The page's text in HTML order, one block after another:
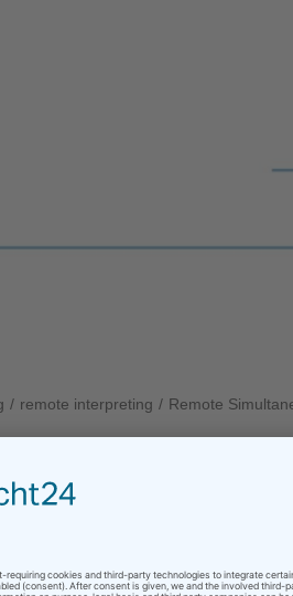
/ remote interpreting / Remote
my continuous training